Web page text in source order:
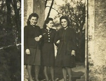
Chroberska